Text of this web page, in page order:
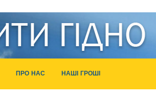
ПРО НАС НАШІ ГРОШІ